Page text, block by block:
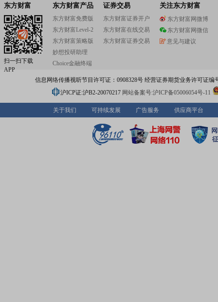
国际工程承包、矿产投资及生产运营、采选、冶炼、冶金
年来,中色股份抓住国家“一带一路”倡议和国际产能合作的
机,积极推进海外工程承包、资源开发和有色金属技术经济
务,在“一带一路”沿线20多个国家和地区投资或承建了一批
影响力的有色金属工业工程,极大地促进了当地的工业、经
会发展,在项目所在国享有极高的知名度和美誉度,多国领导
席中色股份项目竣工仪式,“NFC”已成为国际有色金属行业
(ENR)》评选为“全球最大250家国际承包商”、“全球最大
计商”,2018年位列第85名;连续多年被财富中文网评选为“
外工程示范营地、中国有色金属工业(部级)优质工程奖、中
金属地质找矿成果奖(省部级)。中色股份自创立以来,始终
诚合作、诚实守信、相互理解、相互信任、互惠互利、合
的经营理念,积极履行社会责任,过去的几年中,中色股份向
中国家地区和人民捐赠和赞助了近千万美元的物资及设施,
东方财富
扫一扫下载
APP
东方财富产品
东方财富免费版
东方财富Level-2
东方财富策略版
妙想投研助理
Choice金融终端
证券交易
东方财富证券开户
东方财富在线交易
东方财富证券交易
关注东方财富
东方财富网微博
东方财富网微信
意见与建议
信息网络传播视听节目许可证：0908328号 经营证券期货业务许可证编
沪ICP证:沪B2-20070217 网站备案号:沪ICP备05006054号-11
关于我们 可持续发展 广告服务 供应商平台